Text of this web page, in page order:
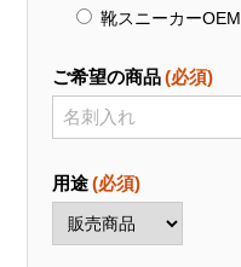
靴スニーカーOEM
ご希望の商品 (必須)
用途 (必須)